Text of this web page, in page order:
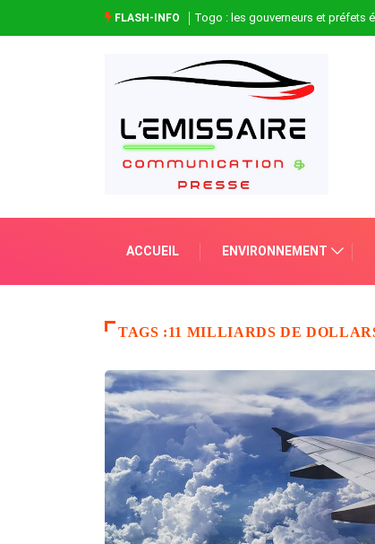
FLASH-INFO Togo : les gouverneurs et préfets
ACCUEIL ENVIRONNEMENT
TAGS :11 MILLIARDS DE